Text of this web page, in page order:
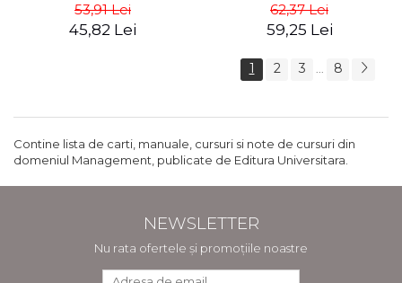
53,91 Lei
45,82 Lei
Sinek
62,37 Lei
59,25 Lei
1 2 3 ... 8
Contine lista de carti, manuale, cursuri si note de cursuri din
domeniul Management, publicate de Editura Universitara.
NEWSLETTER
Nu rata ofertele și promoțiile noastre